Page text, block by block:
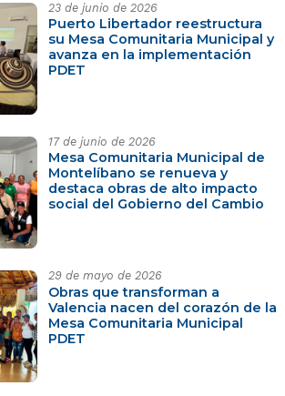
23 de junio de 2026
Puerto Libertador reestructura
su Mesa Comunitaria Municipal y
avanza en la implementación
PDET
17 de junio de 2026
Mesa Comunitaria Municipal de
Montelíbano se renueva y
destaca obras de alto impacto
social del Gobierno del Cambio
29 de mayo de 2026
Obras que transforman a
Valencia nacen del corazón de la
Mesa Comunitaria Municipal
PDET